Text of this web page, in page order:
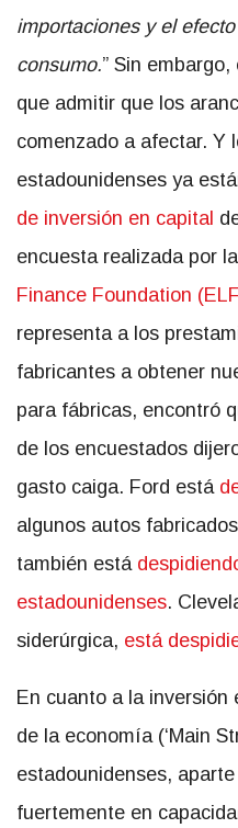
importaciones y el
consumo.” Sin embargo,
que admitir que los
comenzado a afectar. Y
estadounidenses ya
de inversión en capital
encuesta realizada por la
Finance Foundation
representa a los
fabricantes a obtener
para fábricas, encontró
de los encuestados
gasto caiga. Ford está
algunos autos
también está
estadounidenses.
siderúrgica, está
En cuanto a la
de la economía (‘Main
estadounidenses,
fuertemente en